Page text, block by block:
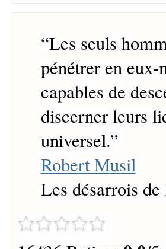
“Les seuls
pénétrer en eux-
capables de
discerner leurs
universel.”
Robert Musil
Les désarrois